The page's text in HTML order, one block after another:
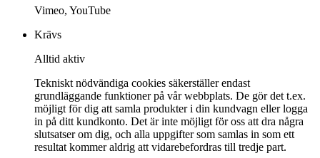
Vimeo, YouTube
Krävs
Alltid aktiv
Tekniskt nödvändiga cookies säkerställer endast
grundläggande funktioner på vår webbplats. De gör det t.ex.
möjligt för dig att samla produkter i din kundvagn eller logga
in på ditt kundkonto. Det är inte möjligt för oss att dra några
slutsatser om dig, och alla uppgifter som samlas in som ett
resultat kommer aldrig att vidarebefordras till tredje part.